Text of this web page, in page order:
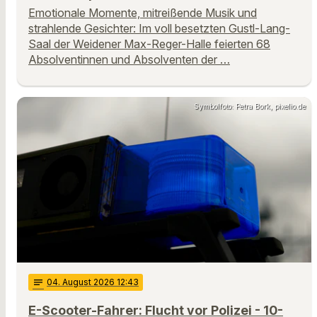
Emotionale Momente, mitreißende Musik und
strahlende Gesichter: Im voll besetzten Gustl-Lang-
Saal der Weidener Max-Reger-Halle feierten 68
Absolventinnen und Absolventen der …
Symbolfoto: Petra Bork, pixelio.de
notes 04. August 2026 12:43
E-Scooter-Fahrer: Flucht vor Polizei - 10-